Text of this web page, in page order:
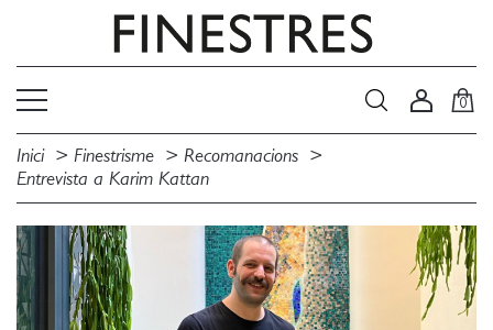
0
Inici Finestrisme
Recomanacions
Entrevista a Karim Kattan